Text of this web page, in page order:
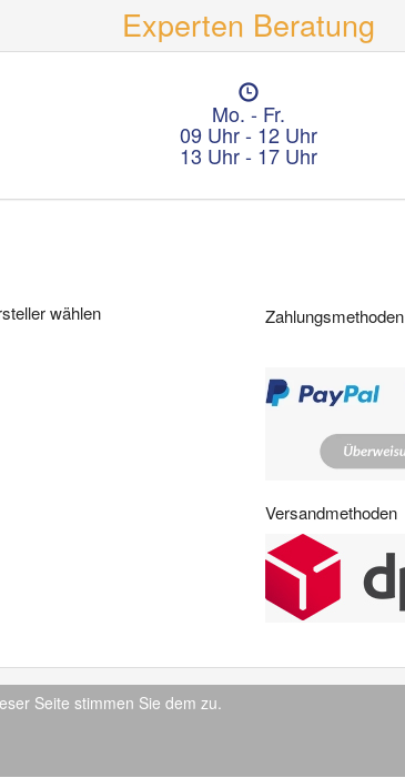
Experten Beratung
Ö
f
n
u
n
Mo. - Fr.
09 Uhr - 12 Uhr
13 Uhr - 17 Uhr
wählen
Zahlungsmethoden
Versandmethoden
Seite stimmen Sie dem zu.